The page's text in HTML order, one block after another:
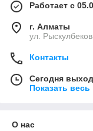
Работает с
г. Алматы
ул.
Контакты
Сегодня
Показать
О нас